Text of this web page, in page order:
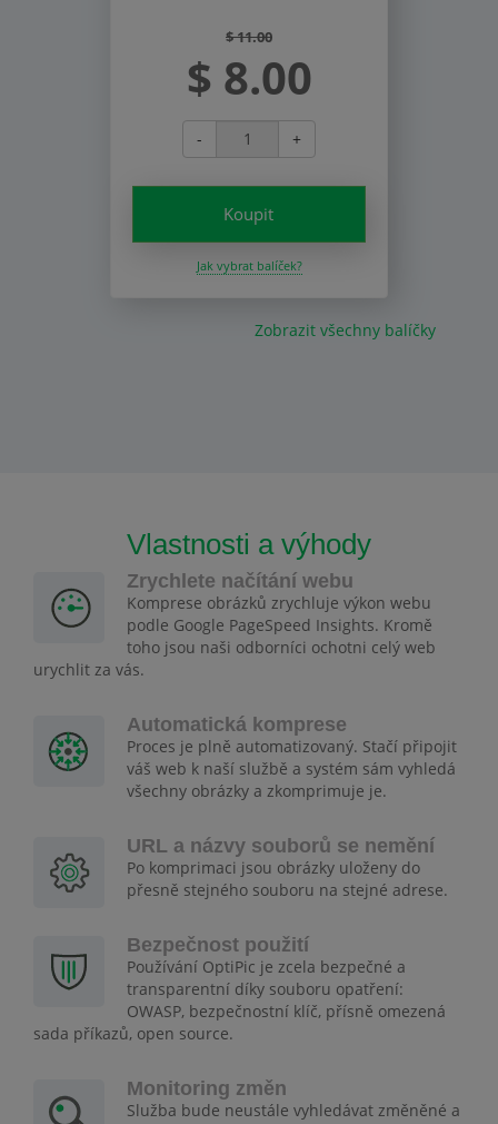
$ 11.00
$ 8.00
- +
Koupit
Jak vybrat balíček?
Zobrazit všechny balíčky
Vlastnosti a výhody
Zrychlete načítání webu
Komprese obrázků zrychluje výkon webu
podle Google PageSpeed Insights. Kromě
toho jsou naši odborníci ochotni celý web
urychlit za vás.
Automatická komprese
Proces je plně automatizovaný. Stačí připojit
váš web k naší službě a systém sám vyhledá
všechny obrázky a zkomprimuje je.
URL a názvy souborů se nemění
Po komprimaci jsou obrázky uloženy do
přesně stejného souboru na stejné adrese.
Bezpečnost použití
Používání OptiPic je zcela bezpečné a
transparentní díky souboru opatření:
OWASP, bezpečnostní klíč, přísně omezená
sada příkazů, open source.
Monitoring změn
Služba bude neustále vyhledávat změněné a